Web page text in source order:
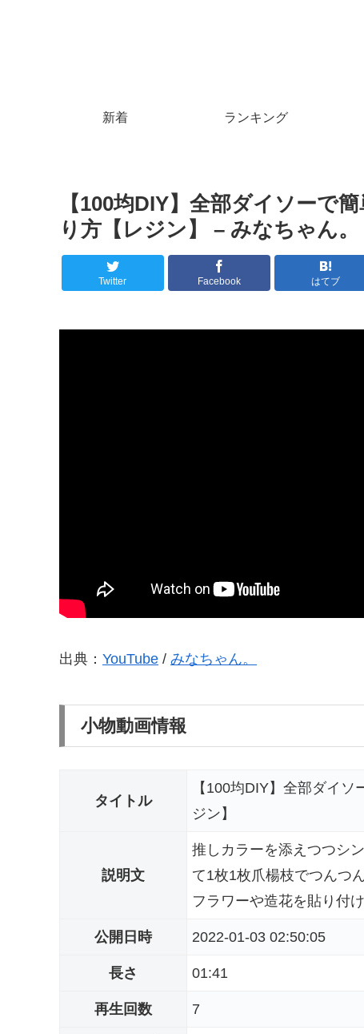
新着 ランキング
【100均DIY】全部ダイソーで
り方【レジン】 – みなちゃん。
Twitter Facebook はてブ
出典： YouTube / みなちゃん。
小物動画情報
タイトル
【100均DIY】全部ダイ
ジン】
説明文
推しカラーを添えつつシ
て1枚1枚爪楊枝でつんつ
フラワーや造花を貼り付
公開日時 2022-01-03 02:50:05
長さ 01:41
再生回数 7